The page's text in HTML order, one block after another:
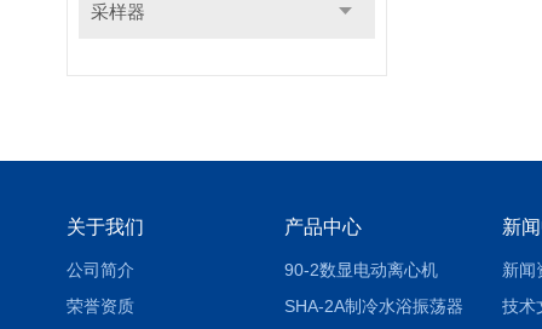
采样器
关于我们
公司简介
荣誉资质
产品中心
90-2数显电动离心机
SHA-2A制冷水浴振荡器
新
新闻
技术